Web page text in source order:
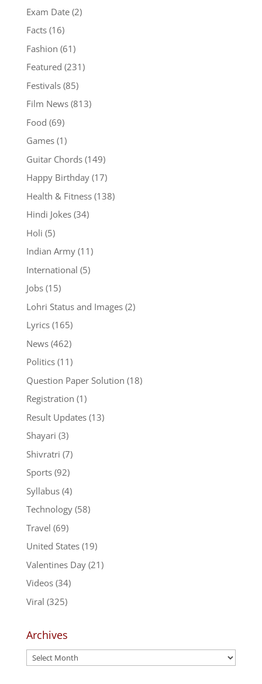
Exam Date(2)
Facts(16)
Fashion (61)
Featured (231)
Festivals(85)
Film News(813)
Food (69)
Games(1)
Guitar Chords(149)
Happy Birthday(17)
Health & Fitness(138)
Hindi Jokes(34)
Holi (5)
Indian Army(11)
International (5)
Jobs(15)
Lohri Status and Images(2)
Lyrics(165)
News(462)
Politics(11)
Question Paper Solution (18)
Registration (1)
Result Updates(13)
Shayari (3)
Shivratri (7)
Sports(92)
Syllabus(4)
Technology(58)
Travel (69)
United States(19)
Valentines Day(21)
Videos(34)
Viral (325)
Archives
Archives